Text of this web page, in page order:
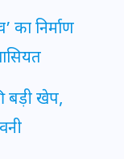
का निर्माण
बड़ी खेप,